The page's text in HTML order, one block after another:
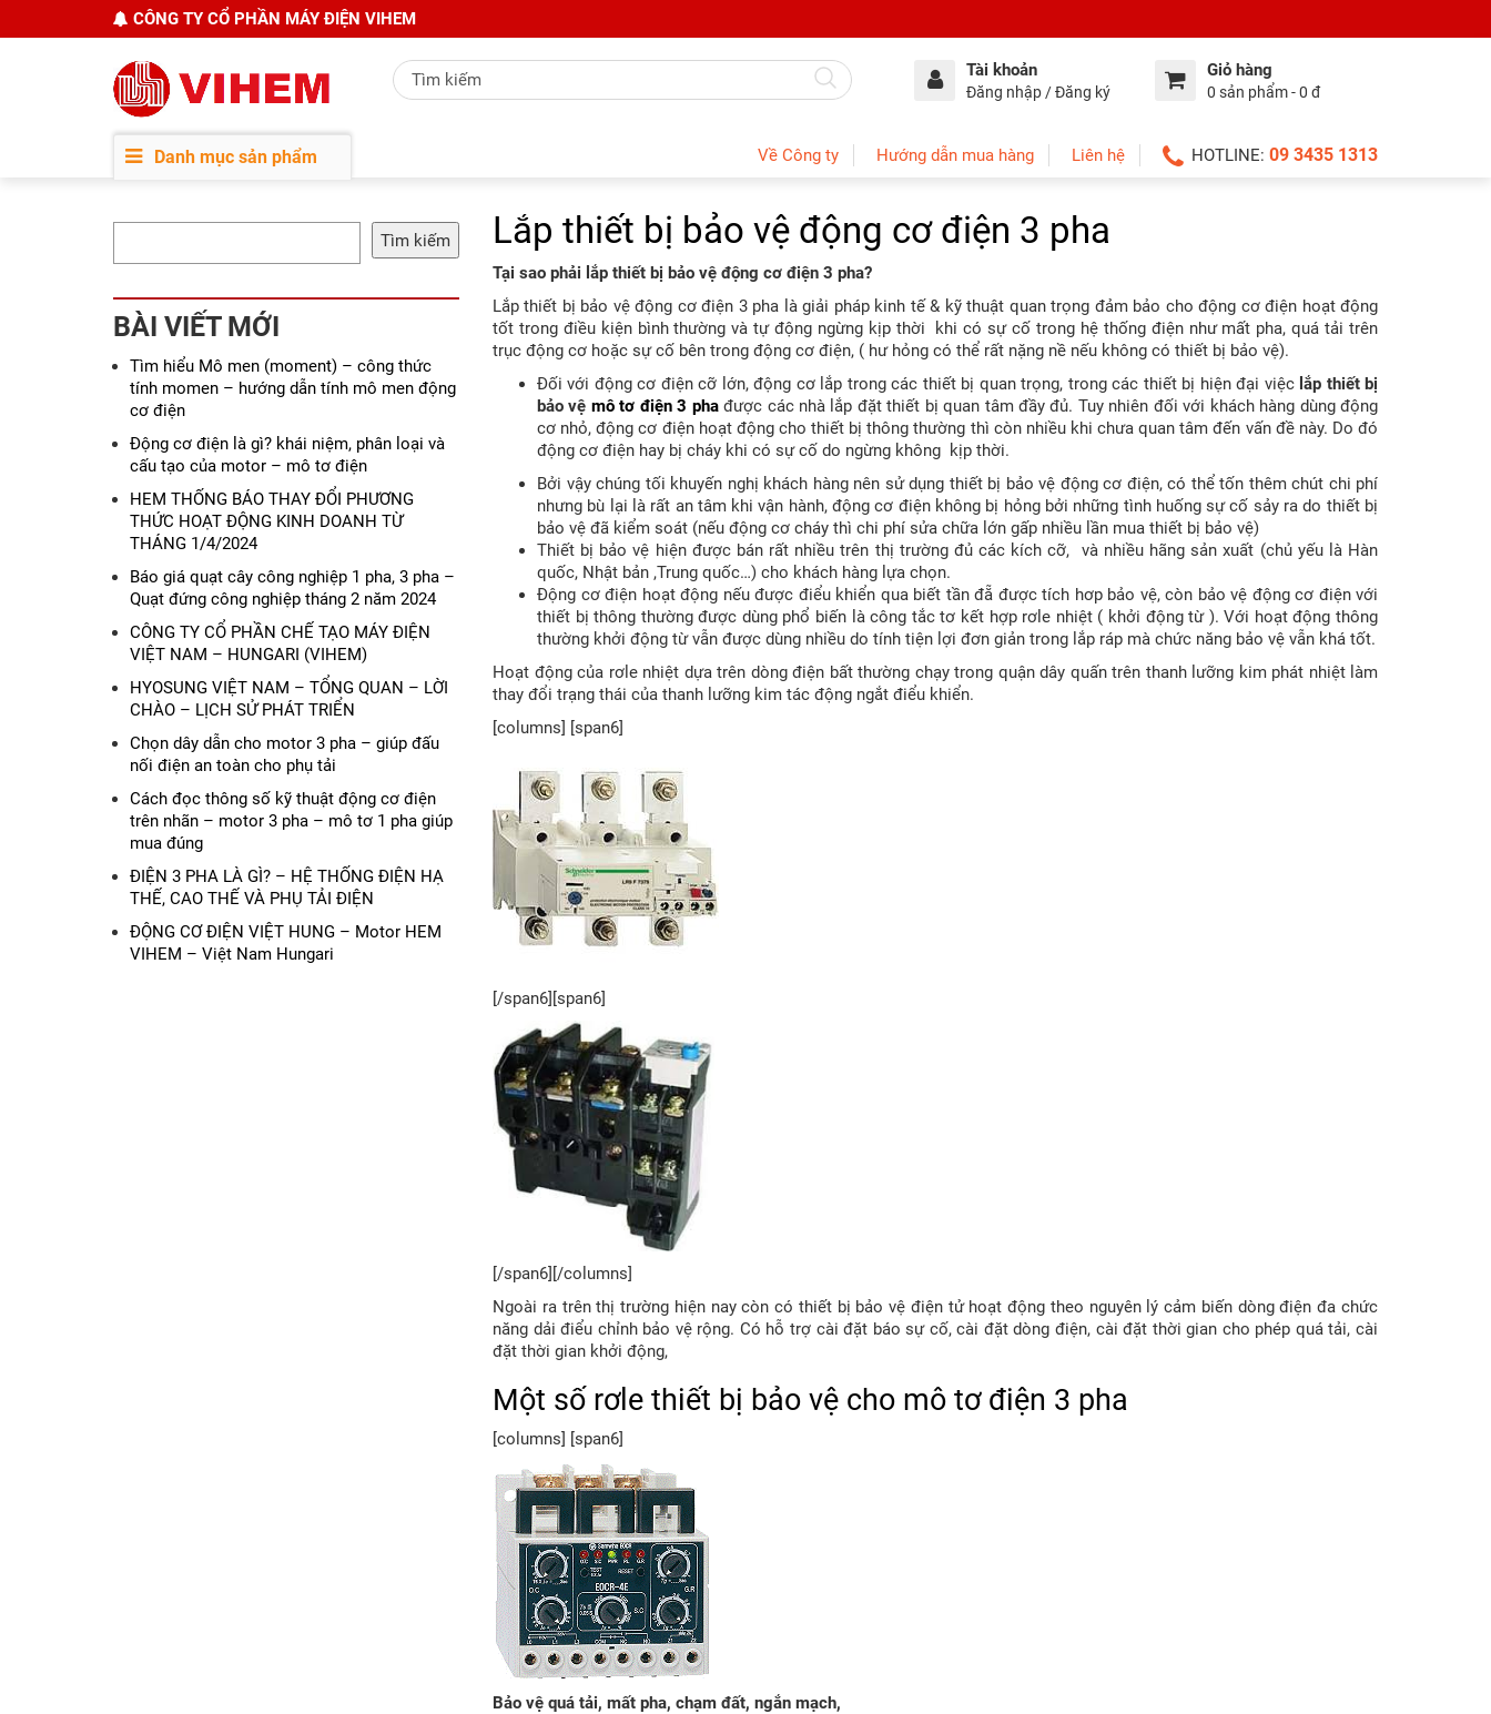
CÔNG TY CỔ PHẦN MÁY ĐIỆN VIHEM
Tài khoản
Đăng nhập / Đăng ký
Giỏ hàng
0 sản phẩm - 0 đ
Danh mục sản phẩm Về Công ty Hướng dẫn mua hàng Liên hệ HOTLINE: 09 3435 1313
Lắp thiết bị bảo vệ động cơ điện 3 pha
Tại sao phải lắp thiết bị bảo vệ động cơ điện 3 pha?
Lắp thiết bị bảo vệ động cơ điện 3 pha là giải pháp kinh tế & kỹ thuật quan trọng đảm bảo cho động cơ điện hoạt động
tốt trong điều kiện bình thường và tự động ngừng kịp thời khi có sự cố trong hệ thống điện như mất pha, quá tải trên
trục động cơ hoặc sự cố bên trong động cơ điện, ( hư hỏng có thể rất nặng nề nếu không có thiết bị bảo vệ).
Đối với động cơ điện cỡ lớn, động cơ lắp trong các thiết bị quan trọng, trong các thiết bị hiện đại việc lắp thiết bị
bảo vệ mô tơ điện 3 phađược các nhà lắp đặt thiết bị quan tâm đầy đủ. Tuy nhiên đối với khách hàng dùng động
cơ nhỏ, động cơ điện hoạt động cho thiết bị thông thường thì còn nhiều khi chưa quan tâm đến vấn đề này. Do đó
động cơ điện hay bị cháy khi có sự cố do ngừng không kịp thời.
Bởi vậy chúng tối khuyến nghị khách hàng nên sử dụng thiết bị bảo vệ động cơ điện, có thể tốn thêm chút chi phí
nhưng bù lại là rất an tâm khi vận hành, động cơ điện không bị hỏng bởi những tình huống sự cố sảy ra do thiết bị
bảo vệ đã kiểm soát (nếu động cơ cháy thì chi phí sửa chữa lớn gấp nhiều lần mua thiết bị bảo vệ)
Thiết bị bảo vệ hiện được bán rất nhiều trên thị trường đủ các kích cỡ, và nhiều hãng sản xuất (chủ yếu là Hàn
quốc, Nhật bản ,Trung quốc…) cho khách hàng lựa chọn.
Động cơ điện hoạt động nếu được điểu khiển qua biết tần đẵ được tích hơp bảo vệ, còn bảo vệ động cơ điện với
thiết bị thông thường được dùng phổ biến là công tắc tơ kết hợp rơle nhiệt ( khởi động từ ). Với hoạt động thông
thường khởi động từ vẫn được dùng nhiều do tính tiện lợi đơn giản trong lắp ráp mà chức năng bảo vệ vẫn khá tốt.
Hoạt động của rơle nhiệt dựa trên dòng điện bất thường chạy trong quận dây quấn trên thanh lưỡng kim phát nhiệt làm
thay đổi trạng thái của thanh lưỡng kim tác động ngắt điểu khiển.
[columns] [span6]
[/span6][span6]
[/span6][/columns]
Ngoài ra trên thị trường hiện nay còn có thiết bị bảo vệ điện tử hoạt động theo nguyên lý cảm biến dòng điện đa chức
năng dải điểu chỉnh bảo vệ rộng. Có hỗ trợ cài đặt báo sự cố, cài đặt dòng điện, cài đặt thời gian cho phép quá tải, cài
đặt thời gian khởi động,
Một số rơle thiết bị bảo vệ cho mô tơ điện 3 pha
[columns] [span6]
Bảo vệ quá tải, mất pha, chạm đất, ngắn mạch,
Tìm kiếm
BÀI VIẾT MỚI
Tìm hiểu Mô men (moment) – công thức
tính momen – hướng dẫn tính mô men động
cơ điện
Động cơ điện là gì? khái niệm, phân loại và
cấu tạo của motor – mô tơ điện
HEM THỐNG BÁO THAY ĐỔI PHƯƠNG
THỨC HOẠT ĐỘNG KINH DOANH TỪ
THÁNG 1/4/2024
Báo giá quạt cây công nghiệp 1 pha, 3 pha –
Quạt đứng công nghiệp tháng 2 năm 2024
CÔNG TY CỔ PHẦN CHẾ TẠO MÁY ĐIỆN
VIỆT NAM – HUNGARI (VIHEM)
HYOSUNG VIỆT NAM – TỔNG QUAN – LỜI
CHÀO – LỊCH SỬ PHÁT TRIỂN
Chọn dây dẫn cho motor 3 pha – giúp đấu
nối điện an toàn cho phụ tải
Cách đọc thông số kỹ thuật động cơ điện
trên nhãn – motor 3 pha – mô tơ 1 pha giúp
mua đúng
ĐIỆN 3 PHA LÀ GÌ? – HỆ THỐNG ĐIỆN HẠ
THẾ, CAO THẾ VÀ PHỤ TẢI ĐIỆN
ĐỘNG CƠ ĐIỆN VIỆT HUNG – Motor HEM
VIHEM – Việt Nam Hungari